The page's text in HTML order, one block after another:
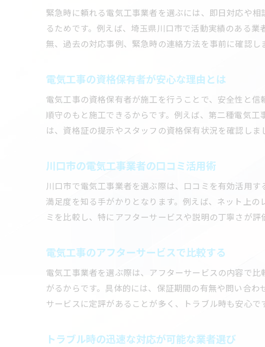
緊急時に頼れる電気工事業者を選ぶには、即日対応や
るためです。例えば、埼玉県川口市で活動実績のある
無、過去の対応事例、緊急時の連絡方法を事前に確認
電気工事の資格保有者が安心な理由とは
電気工事の資格保有者が施工を行うことで、安全性と
順守のもと施工できるからです。例えば、第二種電気
は、資格証の提示やスタッフの資格保有状況を確認しま
川口市の電気工事業者の口コミ活用術
川口市で電気工事業者を選ぶ際は、口コミを有効活用
満足度を知る手がかりとなります。例えば、ネット上
ミを比較し、特にアフターサービスや説明の丁寧さが
電気工事のアフターサービスで比較する
電気工事業者を選ぶ際は、アフターサービスの内容で
がるからです。具体的には、保証期間の有無や問い合
サービスに定評があることが多く、トラブル時も安心
トラブル時の迅速な対応が可能な業者選び